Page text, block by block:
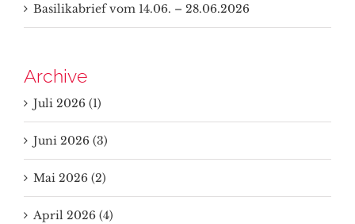
Basilikabrief vom 14.06. – 28.06.2026
Archive
Juli 2026 (1)
Juni 2026 (3)
Mai 2026 (2)
April 2026 (4)